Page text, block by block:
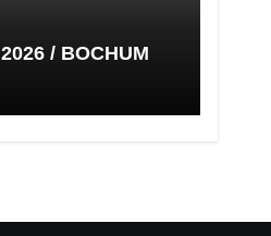
/ BOCHUM